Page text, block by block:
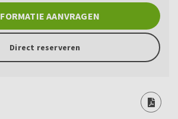
AANVRAGEN
Direct reserveren